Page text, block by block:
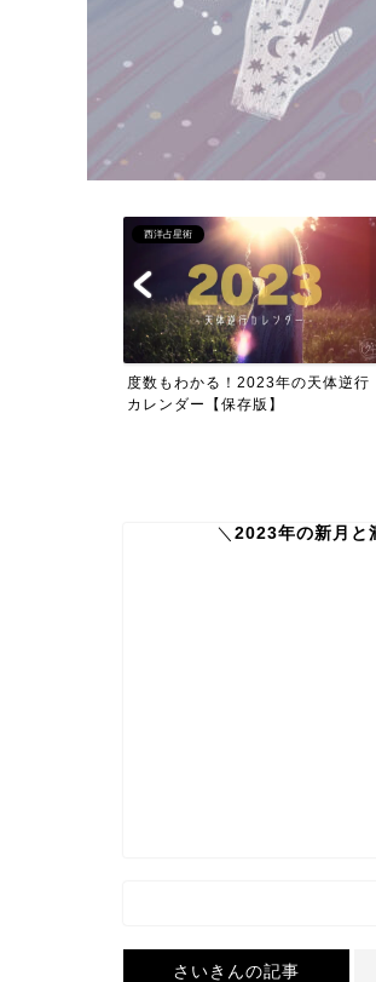
西洋占星術
【2023年水星逆行期間の過ごし
方】影響と見直しのテーマ...
＼ 2023年の新月と
さいきんの記事